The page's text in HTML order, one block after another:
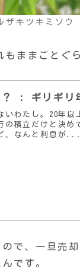
ザキツキミソウ
ままごとぐ
？ : ギリギリ
いわたし。20年以
の積立だけと決め
、なんと利息が...
で、一旦売
です。